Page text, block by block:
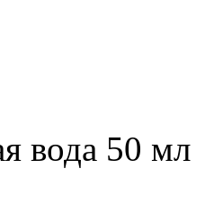
вода 50 мл